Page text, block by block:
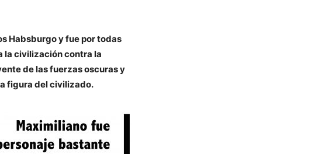
Habsburgo y fue por todas
la civilización contra la
de las fuerzas oscuras y
figura del civilizado.